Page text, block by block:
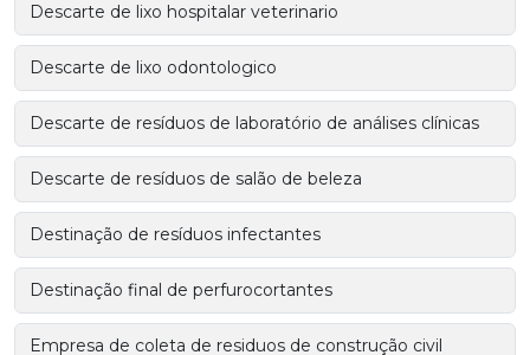
Descarte de lixo hospitalar veterinario
Descarte de lixo odontologico
Descarte de resíduos de laboratório de análises clínicas
Descarte de resíduos de salão de beleza
Destinação de resíduos infectantes
Destinação final de perfurocortantes
Empresa de coleta de residuos de construção civil